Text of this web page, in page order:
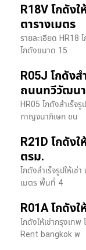
R18V โกดัง
ตารางเมตร
รายละเอียด HR18
โกดังขนาด 15
R05J โกดัง
ถนนทวีวัฒน
HR05 โกดังสำเร็
กาญจนาภิเษก ขน
R21D โกดัง
ตรม.
โกดังสำเร็จรูปให้เ
เมตร พื้นที่ 4
R01A โกดัง
โกดังให้เช่ากรุงเท
Rent bangkok พ